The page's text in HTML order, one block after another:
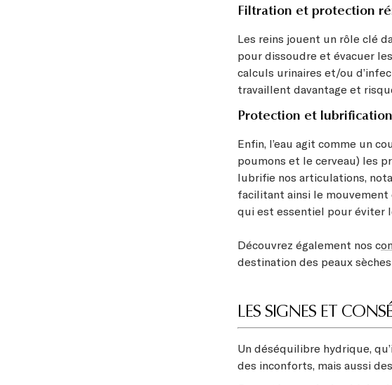
Filtration et protection
Les reins jouent un rôle clé
pour dissoudre et évacuer
calculs urinaires et/ou
travaillent davantage et
Protection et lubrification
Enfin, l’eau agit comme un
poumons et le cerveau) les
lubrifie nos articulations,
facilitant ainsi le
qui est essentiel pour éviter
Découvrez également nos c
destination des peaux
LES SIGNES ET
Un déséquilibre hydrique,
des inconforts, mais aussi